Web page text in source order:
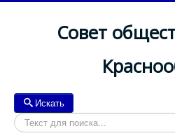
Совет
Искать